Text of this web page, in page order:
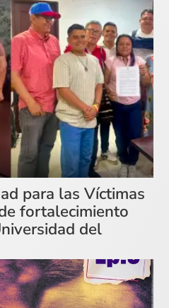
para las Víctimas
fortalecimiento
del